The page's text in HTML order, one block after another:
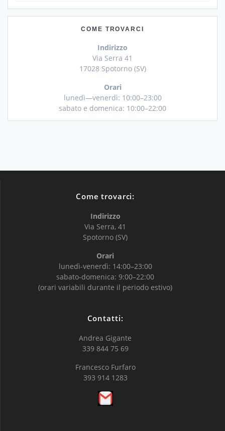
COME TROVARCI
Indirizzo
Via Serra 41
17028 Spotorno (SV)
Orari
lunedì—venerdì: 10:00–23:00
sabato e domenica: 10:00–22:00
Come trovarci:
Indirizzo
Via Serra, 41
Spotorno (SV)
Orari
lunedì-venerdì: 14:00–23:00
sabato-domenica: 9:00–22:00
(orari variabili durante il periodo estivo)
Contatti:
Andrea Gigante
339 844 75 69
Francesco Furfaro
393 914 1283